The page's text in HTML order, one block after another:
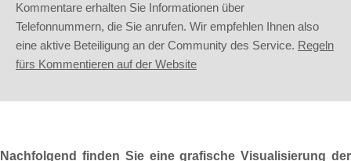
Kommentare erhalten Sie Informationen über
Telefonnummern, die Sie anrufen. Wir empfehlen Ihnen also
eine aktive Beteiligung an der Community des Service. Regeln
fürs Kommentieren auf der Website
Nachfolgend finden Sie eine grafische Visualisierung der